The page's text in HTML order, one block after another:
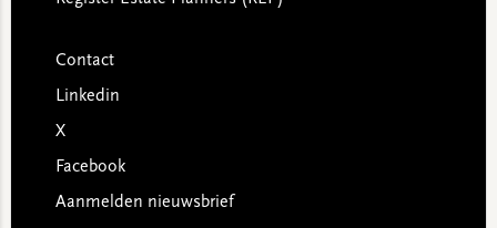
Contact
Linkedin
X
Facebook
Aanmelden nieuwsbrief